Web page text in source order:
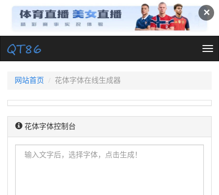
✕
网站首页 花体字体在线生成器
花体字体控制台